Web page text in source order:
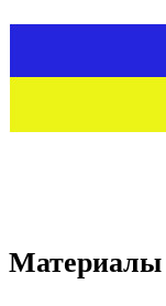
Материалы